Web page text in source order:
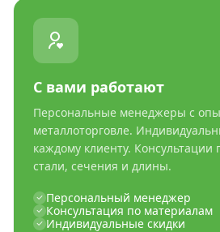
С вами работают
Персональные менеджеры с
металлоторговле.
каждому клиенту. Консультации
стали, сечения и длины.
Персональный менеджер
Консультация по материалам
Индивидуальные скидки